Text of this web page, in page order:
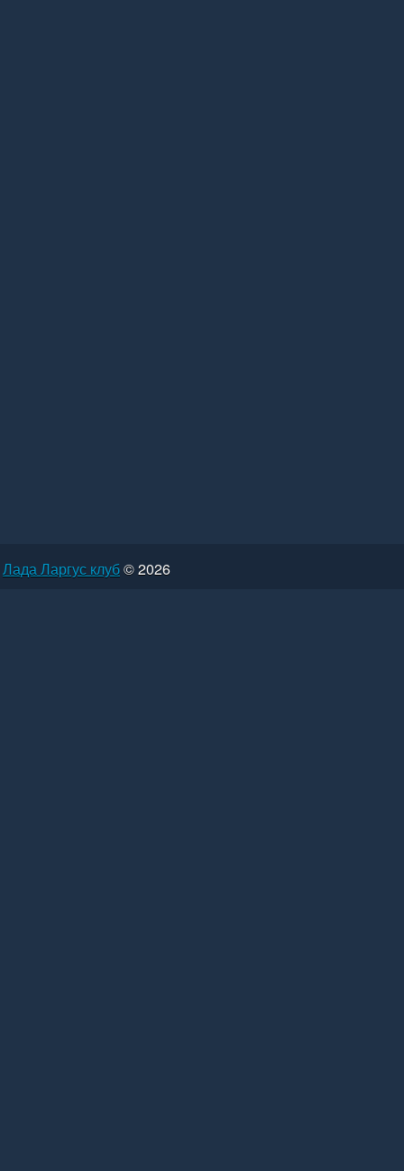
Лада Ларгус клуб© 2026